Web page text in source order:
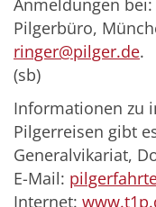
Anmeldungen
Pilgerbüro,
ringer@pilger.de.
(sb)
Informationen zu
Pilgerreisen gibt
Generalvikariat,
E-Mail:
Internet: